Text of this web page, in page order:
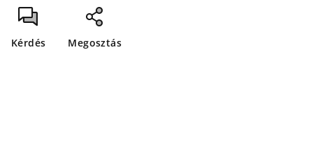
Kérdés Megosztás